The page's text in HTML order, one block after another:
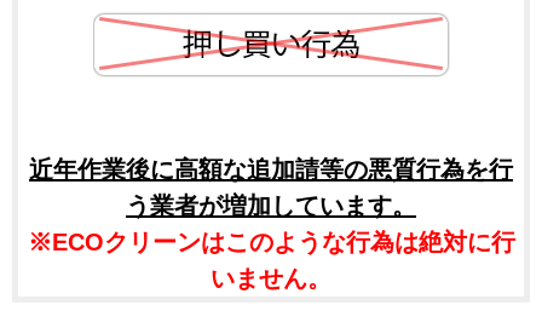
近年作業後に高額な追加請等の悪質行為を行
う業者が増加しています。
※ECOクリーンはこのような行為は絶対に行
いません。